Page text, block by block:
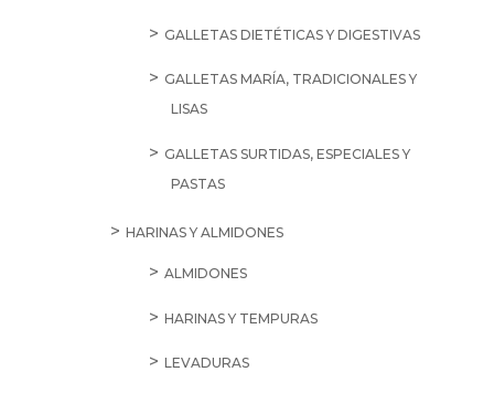
GALLETAS DIETÉTICAS Y DIGESTIVAS
GALLETAS MARÍA, TRADICIONALES Y
LISAS
GALLETAS SURTIDAS, ESPECIALES Y
PASTAS
HARINAS Y ALMIDONES
ALMIDONES
HARINAS Y TEMPURAS
LEVADURAS